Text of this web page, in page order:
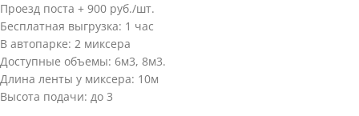
Проезд поста + 900 руб./шт.
Бесплатная выгрузка: 1 час
В автопарке: 2 миксера
Доступные объемы: 6м3, 8м3.
Длина ленты у миксера: 10м
Высота подачи: до 3